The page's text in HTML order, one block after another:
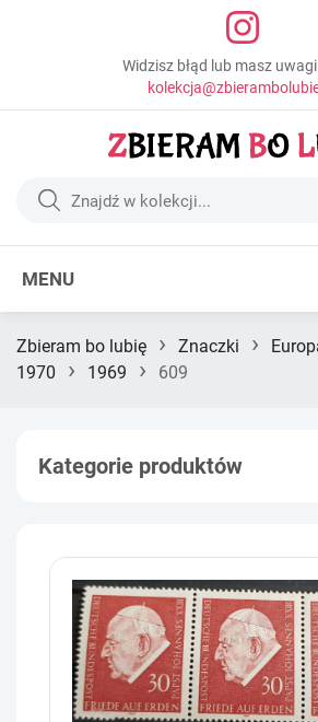
Widzisz błąd lub masz
MENU
Zbieram bo lubię › Znaczki ›
1970
› 1969 › 609
Kategorie produktów